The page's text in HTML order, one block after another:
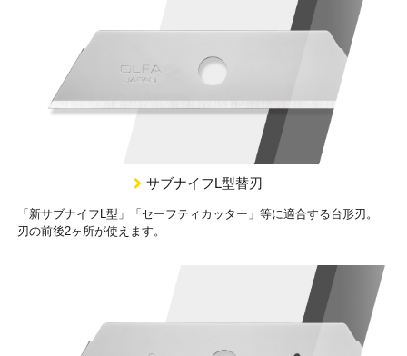
サブナイフL型替刃
「新サブナイフL型」「セーフティカッター」等に適合する台形刃。
刃の前後2ヶ所が使えます。